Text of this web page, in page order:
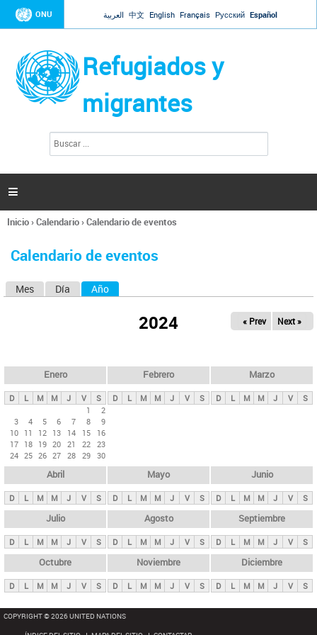
Jump to navigation
ONU العربية 中文 English Français Русский Español
Refugiados y
migrantes
l
d
s

Se
usted
Inicio›Calendario›Calendario de eventos
Calendario de eventos
s
p
n
i
p
a
l
s
Mes Día Año
2024 « Prev Next »
Enero
D L M M J V
S
1
2
3
4 5 6 7 8
9
10 11 12 13 14 15
16
17 18 19 20 21 22 23
24 25 26 27 28 29 30
Febrero
D L M M J V S
Marzo
D L M M J V S
Abril
D L M M J V S
Mayo
D L M M J V S
Junio
D L M M J V S
Julio
D L M M J V S
Agosto
D L M M J V S
Septiembre
D L M M J V S
Octubre
D L M M J V S
Noviembre
D L M M J V S
Diciembre
D L M M J V S
COPYRIGHT © 2026 UNITED NATIONS